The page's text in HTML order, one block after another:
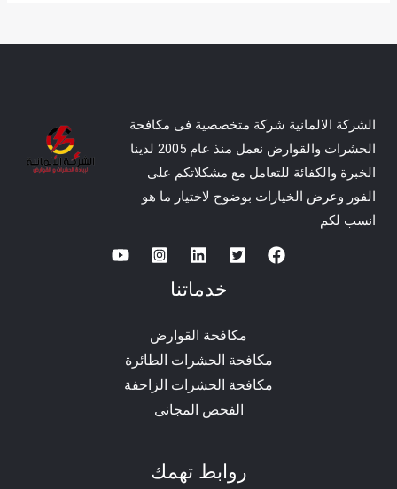
الشركة الالمانية شركة متخصصية فى مكافحة
الحشرات والقوارض نعمل منذ عام 2005 لدينا
الخبرة والكفائة للتعامل مع مشكلاتكم على
الفور وعرض الخيارات بوضوح لاختيار ما هو
انسب لكم
خدماتنا
مكافحة القوارض
مكافحة الحشرات الطائرة
مكافحة الحشرات الزاحفة
الفحص المجانى
روابط تهمك